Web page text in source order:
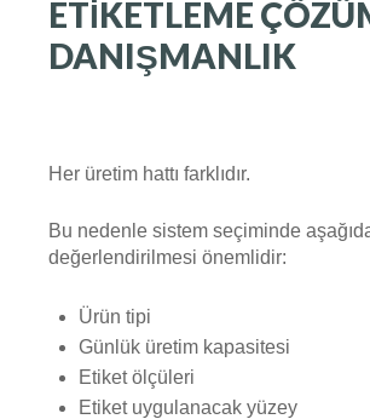
ETIKETLEME
DANIŞMANLIK
Her üretim hattı farklıdır.
Bu nedenle sistem seçiminde
değerlendirilmesi önemlidir:
Ürün tipi
Günlük üretim kapasitesi
Etiket ölçüleri
Etiket uygulanacak yüzey